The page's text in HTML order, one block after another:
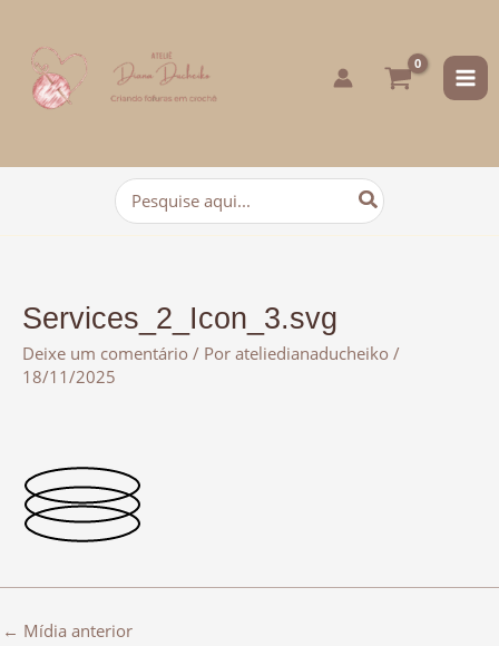
conteúdo
Procurar:
Services_2_Icon_3.svg
Deixe um comentário / Por ateliedianaducheiko /
18/11/2025
← Mídia anterior